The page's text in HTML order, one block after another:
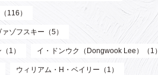
116）
ゾフスキー（5）
1） イ・ドンウク（Dongwook Lee）（1）
ウィリアム・H・ベイリー（1）